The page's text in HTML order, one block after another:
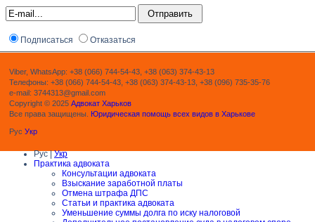
Подписаться Отказаться
Viber, WhatsApp: +38 (066) 744-54-43, +38 (063) 374-43-13
Телефоны: +38 (066) 744-54-43, +38 (063) 374-43-13, +38 (096) 735-35-76
e-mail: 3744313@gmail.com
Copyright © 2025 Адвокат Харьков
Все права защищены. Юридическая помощь всех видов в Харькове
Рус Укр
Рус |Укр
Практика адвоката
Консультации адвоката
Взыскание заработной платы
Отмена штрафа ДПС
Статьи и практика адвоката
Уменьшение суммы долга по иску налоговой